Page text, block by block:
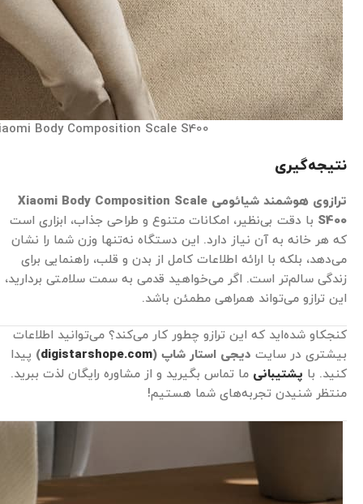
Body Composition Scale S400
نتیجه‌گیری
ترازوی هوشمند شیائومی Xiaomi Body Composition Scale
S400 با دقت بی‌نظیر، امکانات متنوع و طراحی جذاب، ابزاری است
که هر خانه به آن نیاز دارد. این دستگاه نه‌تنها وزن شما را نشان
می‌دهد، بلکه با ارائه اطلاعات کامل از بدن و قلب، راهنمایی برای
زندگی سالم‌تر است. اگر می‌خواهید قدمی به سمت سلامتی بردارید،
این ترازو می‌تواند همراهی مطمئن باشد.
کنجکاو شده‌اید که این ترازو چطور کار می‌کند؟ می‌توانید اطلاعات
بیشتری در سایت دیجی استار شاپ (
digistarshope.com
) پیدا
کنید. با پشتیبانی ما تماس بگیرید و از مشاوره رایگان لذت ببرید.
منتظر شنیدن تجربه‌های شما هستیم!